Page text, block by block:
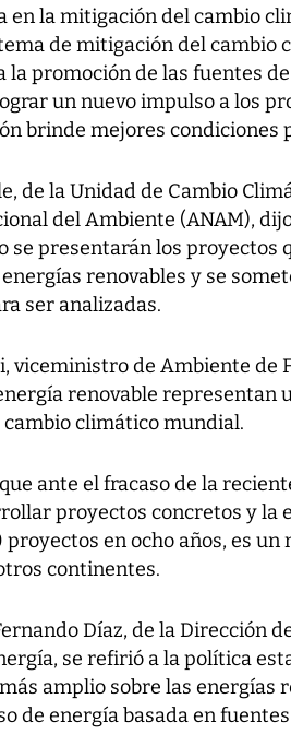
en la mitigación del cambio
de mitigación del cambio
la promoción de las fuentes
un nuevo impulso a los
brinde mejores condiciones
de la Unidad de Cambio
del Ambiente (ANAM),
se presentarán los proyectos
renovables y se
ser analizadas.
viceministro de Ambiente de
renovable representan
climático mundial.
ante el fracaso de la
proyectos concretos y la
proyectos en ocho años, es un
continentes.
Díaz, de la Dirección
se refirió a la política
amplio sobre las energías
de energía basada en